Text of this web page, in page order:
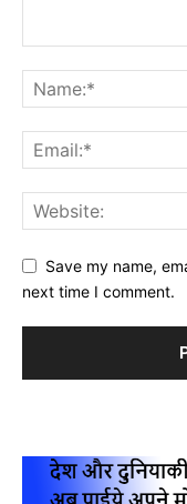
Save my name,
next time I comment.